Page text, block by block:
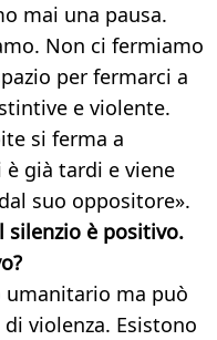
mai una pausa.
Non ci fermiamo
per fermarci a
e violente.
si ferma a
già tardi e viene
suo oppositore».
silenzio è positivo.
ma può
violenza. Esistono